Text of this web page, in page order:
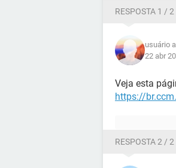
RESPOSTA 1 / 2
usuário
22 abr
Veja esta
https://
RESPOSTA 2 / 2